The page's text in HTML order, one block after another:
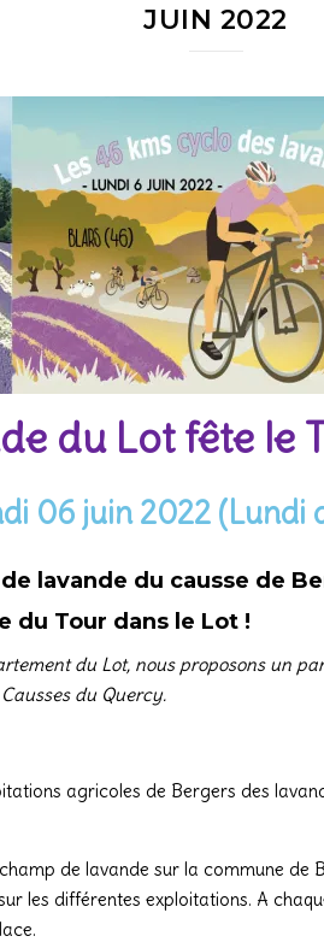
JUIN 2022
du Lot fête le
06 juin 2022 (Lundi
lavande du causse de
du Tour dans le Lot !
du Lot, nous proposons un
du Quercy.
agricoles de Bergers des
de lavande sur la commune
les différentes exploitations. A